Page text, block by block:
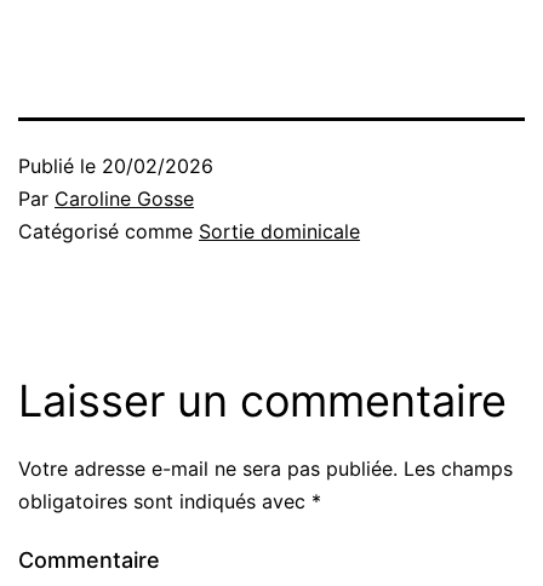
Publié le 20/02/2026
Par Caroline Gosse
Catégorisé comme Sortie dominicale
Laisser un commentaire
Votre adresse e-mail ne sera pas publiée. Les champs
obligatoires sont indiqués avec *
Commentaire